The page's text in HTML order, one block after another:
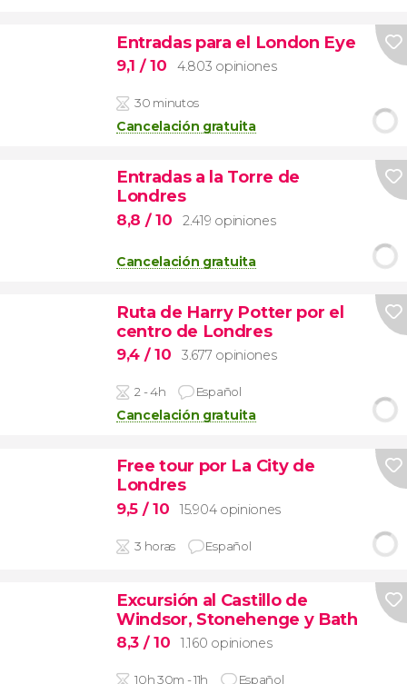
Entradas para el London Eye
9,1 / 10 4.803 opiniones
30 minutos
Cancelación gratuita
Entradas a la Torre de
Londres
8,8 / 10 2.419 opiniones
Cancelación gratuita
Ruta de Harry Potter por el
centro de Londres
9,4 / 10 3.677 opiniones
2 - 4h Español
Cancelación gratuita
Free tour por La City de
Londres
9,5 / 10 15.904 opiniones
3 horas Español
Excursión al Castillo de
Windsor, Stonehenge y Bath
8,3 / 10 1.160 opiniones
10h 30m - 11h Español